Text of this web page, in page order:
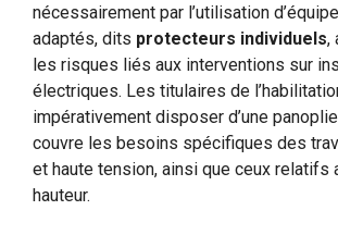
nécessairement par l’utilisation
adaptés, dits protecteurs individuels,
les risques liés aux interventions sur
électriques. Les titulaires de
impérativement disposer d’une
couvre les besoins spécifiques des
et haute tension, ainsi que ceux relatifs
hauteur.